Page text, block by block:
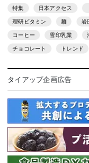
特集 日本アクセス
理研ビタミン 麺 岩
コーヒー 雪印乳業
チョコレート トレンド
タイアップ企画広告